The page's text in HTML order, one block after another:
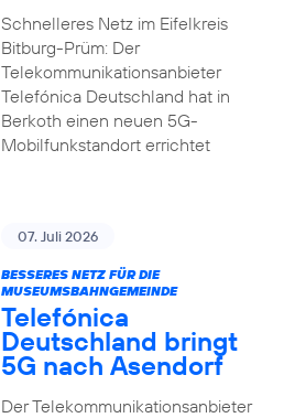
Schnelleres Netz im Eifelkreis
Bitburg-Prüm: Der
Telekommunikationsanbieter
Telefónica Deutschland hat in
Berkoth einen neuen 5G-
Mobilfunkstandort errichtet
07. Juli 2026
BESSERES NETZ FÜR DIE
MUSEUMSBAHNGEMEINDE
Telefónica
Deutschland bringt
5G nach Asendorf
Der Telekommunikationsanbieter